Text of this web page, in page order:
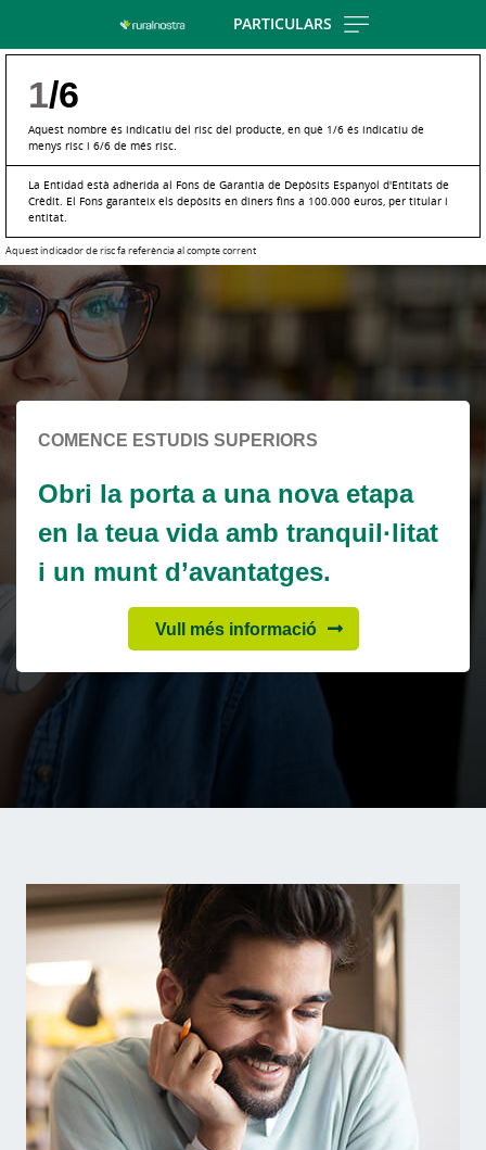
Skip
PARTICULARS
1/6
Aquest nombre és indicatiu del risc del producte, en què 1/6 és indicatiu de
menys risc i 6/6 de més risc.
La Entidad està adherida al Fons de Garantia de Depòsits Espanyol d'Entitats de
Crèdit. El Fons garanteix els depòsits en diners fins a 100.000 euros, per titular i
entitat.
Aquest indicador de risc fa referència al compte corrent
Cargando
contenido,
por
favor
espere...
COMENCE ESTUDIS SUPERIORS
Obri la porta a una nova etapa
en la teua vida amb tranquil·litat
i un munt d’avantatges.
Vull més informació